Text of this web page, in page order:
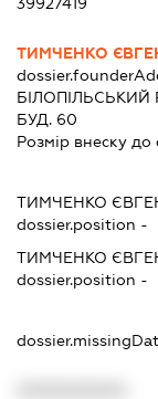
ТИМЧЕНКО
БIЛОПIЛЬСЬКИЙ
БУД. 60
Розмір внеску до
ТИМЧЕНКО
dossier.position -
ТИМЧЕНКО
dossier.position -